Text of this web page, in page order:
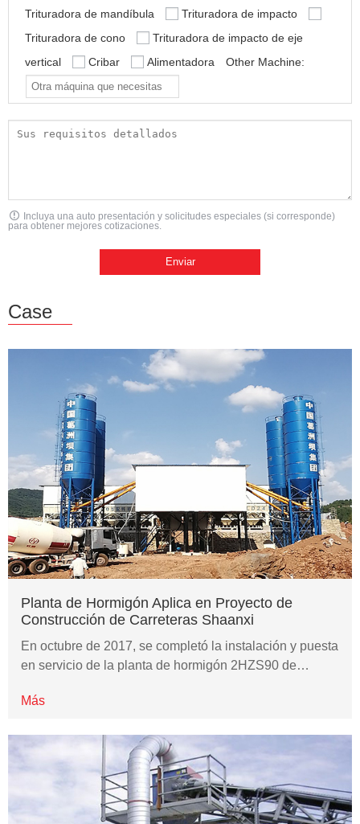
Trituradora de mandíbula
Trituradora de impacto
Trituradora de cono
Trituradora de impacto de eje
vertical
Cribar Alimentadora Other Machine:
Incluya una auto presentación y solicitudes especiales (si corresponde)
para obtener mejores cotizaciones.
Case
Planta de Hormigón Aplica en Proyecto de
Construcción de Carreteras Shaanxi
En octubre de 2017, se completó la instalación y puesta
en servicio de la planta de hormigón 2HZS90 de…
Más